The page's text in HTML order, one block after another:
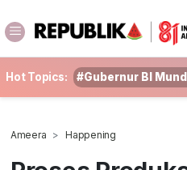
Hot Topics: #Gubernur BI
Ameera Happening